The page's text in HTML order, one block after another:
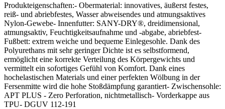
Produkteigenschaften:- Obermaterial: innovatives, äußerst festes,
reiß- und abriebfestes, Wasser abweisendes und atmungsaktives
Nylon-Gewebe- Innenfutter: SANY-DRY®, dreidimensional,
atmungsaktiv, Feuchtigkeitsaufnahme und -abgabe, abriebfest-
Fußbett: extrem weiche und bequeme Einlegesohle. Dank des
Polyurethans mit sehr geringer Dichte ist es selbstformend,
ermöglicht eine korrekte Verteilung des Körpergewichts und
vermittelt ein sofortiges Gefühl von Komfort. Dank eines
hochelastischen Materials und einer perfekten Wölbung in der
Fersenmitte wird die hohe Stoßdämpfung garantiert- Zwischensohle:
APT PLUS - Zero Perforation, nichtmetallisch- Vorderkappe aus
TPU- DGUV 112-191